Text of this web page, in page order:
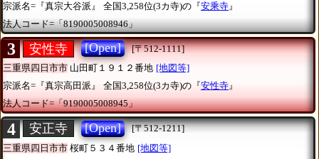
宗派名=『真宗大谷派』
全国3,258位(3カ寺)の『安乘寺』
法人コード=「8190005008946」
3 安性寺 [Open]
[〒512-1111]
三重県四日市市 山田町１９１２番地 [地図等]
宗派名=『真宗高田派』
全国3,258位(3カ寺)の『安性寺』
法人コード=「9190005008945」
4 安正寺 [Open]
[〒512-1211]
三重県四日市市 桜町５３４番地 [地図等]